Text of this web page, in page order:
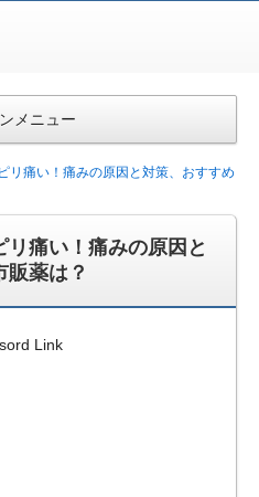
メニュー
リ痛い！痛みの原因と対策、おすすめ
リ痛い！痛みの原因と
販薬は？
Link